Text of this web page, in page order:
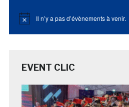
Notice Il n’y a pas d’évènements à venir.
EVENT CLIC